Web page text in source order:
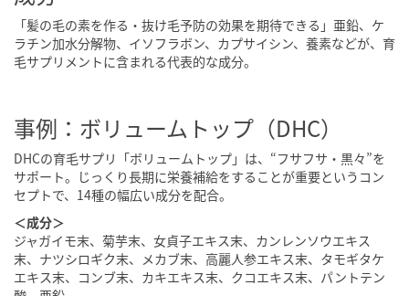
「髪の毛の素を作る・抜け毛予防の効果を期待できる」亜鉛、ケ
ラチン加水分解物、イソフラボン、カプサイシン、養素などが、育
毛サプリメントに含まれる代表的な成分。
事例：ボリュームトップ（DHC）
DHCの育毛サプリ「ボリュームトップ」は、“フサフサ・黒々”を
サポート。じっくり長期に栄養補給をすることが重要というコン
セプトで、14種の幅広い成分を配合。
＜成分＞
ジャガイモ末、菊芋末、女貞子エキス末、カンレンソウエキス
末、ナツシロギク末、メカブ末、高麗人参エキス末、タモギタケ
エキス末、コンブ末、カキエキス末、クコエキス末、パントテン